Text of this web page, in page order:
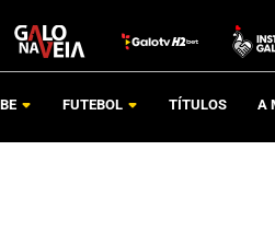
FUTEBOL TÍTULOS A